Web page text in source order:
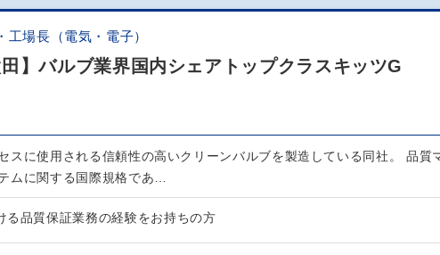
場長（電気・電子）
】バルブ業界国内シェアトップクラスキッツG
スに使用される信頼性の高いクリーンバルブを製造している同社。 品質
ムに関する国際規格であ…
る品質保証業務の経験をお持ちの方